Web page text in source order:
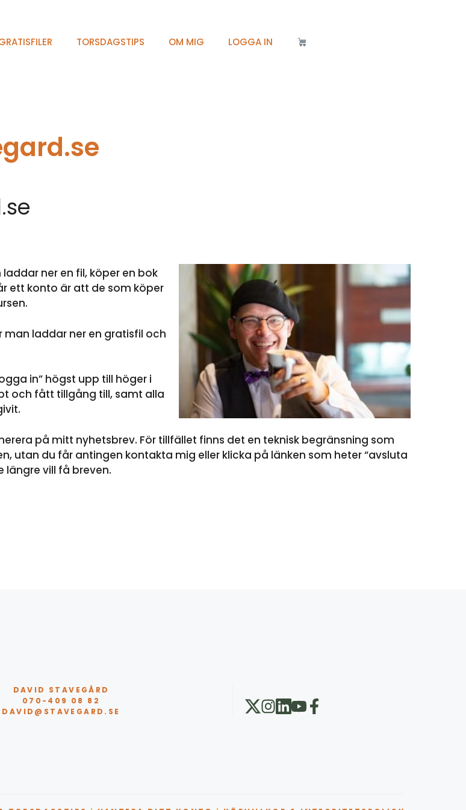
TORSDAGSTIPS OM MIG LOGGA IN
ner en fil, köper en bok
ett konto är att de som köper
laddar ner en gratisfil och
in” högst upp till höger i
och fått tillgång till, samt alla
på mitt nyhetsbrev. För tillfället finns det en teknisk begränsning som
utan du får antingen kontakta mig eller klicka på länken som heter “avsluta
längre vill få breven.
DAVID STAVEGÅRD
070-409 08 82
DAVID@STAVEGARD.SE